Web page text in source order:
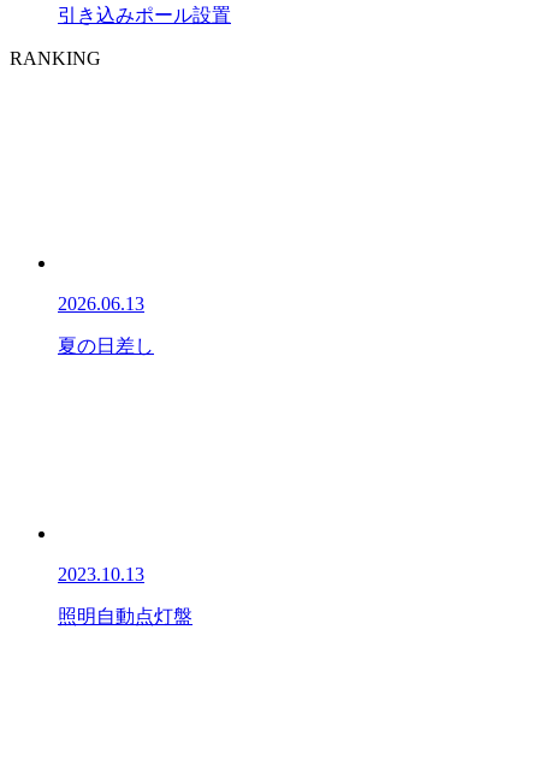
引き込みポール設置
RANKING
2026.06.13
夏の日差し
2023.10.13
照明自動点灯盤